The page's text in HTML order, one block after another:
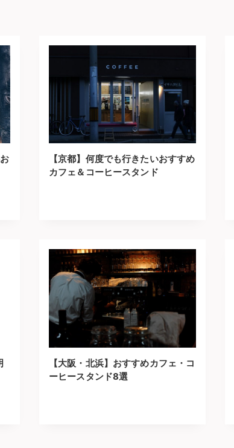
【京都】何度でも行きたいおすすめ
カフェ＆コーヒースタンド
【大阪・北浜】おすすめカフェ・コ
ーヒースタンド8選